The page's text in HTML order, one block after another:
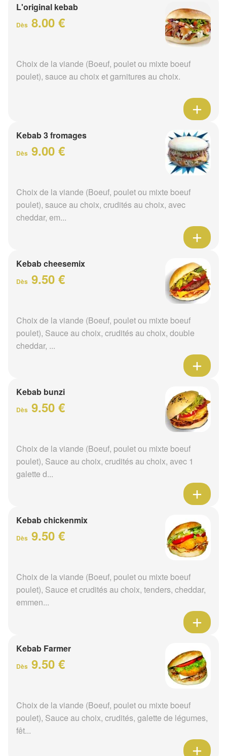
L'original kebab
Dès 8.00 €
Choix de la viande (Boeuf, poulet ou mixte boeuf
poulet), sauce au choix et garnitures au choix.
Kebab 3 fromages
Dès 9.00 €
Choix de la viande (Boeuf, poulet ou mixte boeuf
poulet), sauce au choix, crudités au choix, avec
cheddar, em...
Kebab cheesemix
Dès 9.50 €
Choix de la viande (Boeuf, poulet ou mixte boeuf
poulet), Sauce au choix, crudités au choix, double
cheddar, ...
Kebab bunzi
Dès 9.50 €
Choix de la viande (Boeuf, poulet ou mixte boeuf
poulet), Sauce au choix, crudités au choix, avec 1
galette d...
Kebab chickenmix
Dès 9.50 €
Choix de la viande (Boeuf, poulet ou mixte boeuf
poulet), Sauce et crudités au choix, tenders, cheddar,
emmen...
Kebab Farmer
Dès 9.50 €
Choix de la viande (Boeuf, poulet ou mixte boeuf
poulet), Sauce au choix, crudités, galette de légumes,
fêt...